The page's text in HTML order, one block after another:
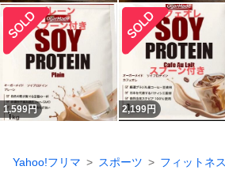
1,599円 2,199円
Yahoo!フリマ スポーツ
フィットネ